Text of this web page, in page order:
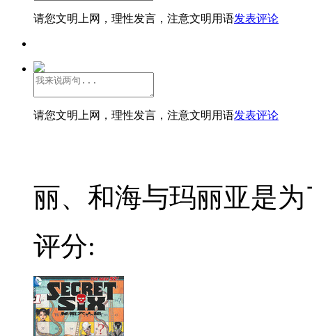
请您文明上网，理性发言，注意文明用语发表评论
请您文明上网，理性发言，注意文明用语发表评论
丽、和海与玛丽亚是
评分: